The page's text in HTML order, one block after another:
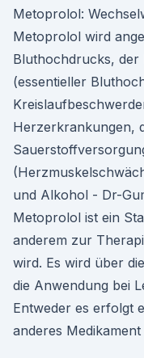
Metoprolol:
Metoprolol wird
Bluthochdrucks, der
(essentieller
Herzerkrankungen,
und Alkohol - Dr-
Metoprolol ist ein
anderem zur
wird. Es wird über
die Anwendung bei
Entweder es erfolgt
anderes